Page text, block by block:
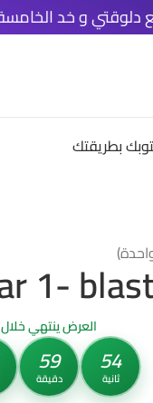
خصم
بطريقتك
1-
العرض ينتهي خلال
59
دقيقة 52
ثانية